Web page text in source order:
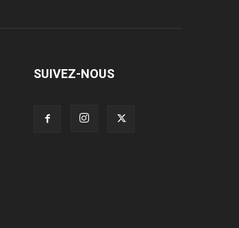
SUIVEZ-NOUS